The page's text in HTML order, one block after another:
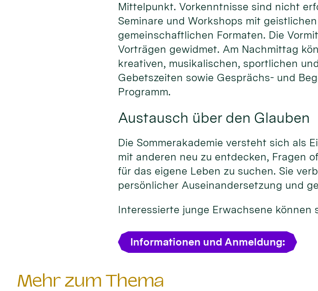
Mittelpunkt. Vorkenntnisse sind nicht
Seminare und Workshops mit
gemeinschaftlichen Formaten. Die
Vorträgen gewidmet. Am Nachmittag
kreativen, musikalischen, sportlichen
Gebetszeiten sowie Gesprächs- und
Programm.
Austausch über den Glauben
Die Sommerakademie versteht sich als
mit anderen neu zu entdecken, Fragen
für das eigene Leben zu suchen. Sie
persönlicher Auseinandersetzung und
Interessierte junge Erwachsene können
Informationen und Anmeldung:
Mehr zum Thema